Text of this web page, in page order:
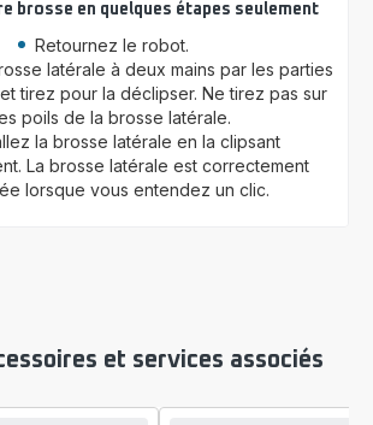
brosse en quelques étapes seulement
Retournez le robot.
latérale à deux mains par les parties
tirez pour la déclipser. Ne tirez pas sur
poils de la brosse latérale.
la brosse latérale en la clipsant
La brosse latérale est correctement
lorsque vous entendez un clic.
et services associés